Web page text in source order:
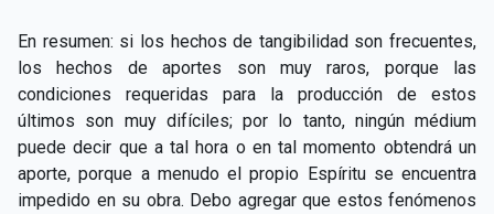
En resumen: si los hechos de tangibilidad son frecuentes,
los hechos de aportes son muy raros, porque las
condiciones requeridas para la producción de estos
últimos son muy difíciles; por lo tanto, ningún médium
puede decir que a tal hora o en tal momento obtendrá un
aporte, porque a menudo el propio Espíritu se encuentra
impedido en su obra. Debo agregar que estos fenómenos